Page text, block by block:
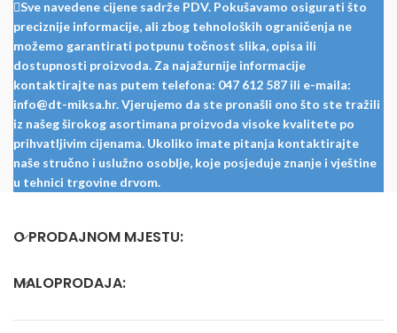
Sve navedene cijene sadrže PDV. Pokušavamo osigurati što
preciznije informacije, ali zbog tehnoloških ograničenja ne
možemo garantirati potpunu točnost slika, opisa ili
dostupnosti proizvoda. Za najažurnije informacije
kontaktirajte nas putem telefona: 047 612 587 ili e-maila:
info@dt-miksa.hr. Vjerujemo da ste pronašli ono što ste tražili
iz našeg širokog asortimana proizvoda visoke kvalitete po
prihvatljivim cijenama. Ukoliko imate pitanja kontaktirajte
naše stručno i uslužno osoblje, koje posjeduje znanje i vještine
u tehnici trgovine drvom.
O PRODAJNOM MJESTU:
MALOPRODAJA: